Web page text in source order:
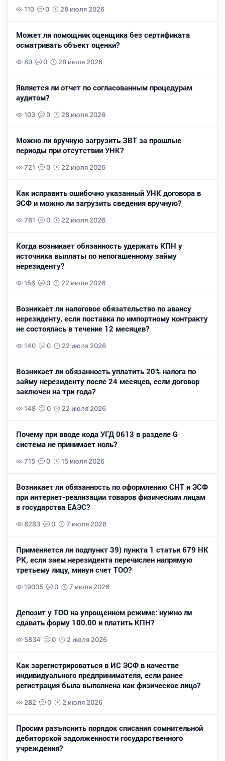
110 0 28 июля 2026
Может ли помощник оценщика без сертификата
осматривать объект оценки?
89 0 28 июля 2026
Является ли отчет по согласованным процедурам
аудитом?
103 0 28 июля 2026
Можно ли вручную загрузить ЗВТ за прошлые
периоды при отсутствии УНК?
721 0 22 июля 2026
Как исправить ошибочно указанный УНК договора в
ЭСФ и можно ли загрузить сведения вручную?
781 0 22 июля 2026
Когда возникает обязанность удержать КПН у
источника выплаты по непогашенному займу
нерезиденту?
156 0 22 июля 2026
Возникает ли налоговое обязательство по авансу
нерезиденту, если поставка по импортному контракту
не состоялась в течение 12 месяцев?
140 0 22 июля 2026
Возникает ли обязанность уплатить 20% налога по
займу нерезиденту после 24 месяцев, если договор
заключен на три года?
148 0 22 июля 2026
Почему при вводе кода УГД 0613 в разделе G
система не принимает ноль?
715 0 15 июля 2026
Возникает ли обязанность по оформлению СНТ и ЭСФ
при интернет-реализации товаров физическим лицам
в государства ЕАЭС?
8283 0 7 июля 2026
Применяется ли подпункт 39) пункта 1 статьи 679 НК
РК, если заем нерезидента перечислен напрямую
третьему лицу, минуя счет ТОО?
19035 0 7 июля 2026
Депозит у ТОО на упрощенном режиме: нужно ли
сдавать форму 100.00 и платить КПН?
5834 0 2 июля 2026
Как зарегистрироваться в ИС ЭСФ в качестве
индивидуального предпринимателя, если ранее
регистрация была выполнена как физическое лицо?
282 0 2 июля 2026
Просим разъяснить порядок списания сомнительной
дебиторской задолженности государственного
учреждения?